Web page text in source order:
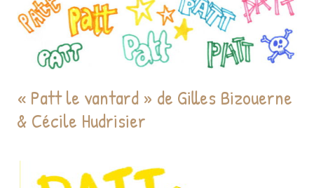
« Patt le vantard » de Gilles Bizouerne
& Cécile Hudrisier